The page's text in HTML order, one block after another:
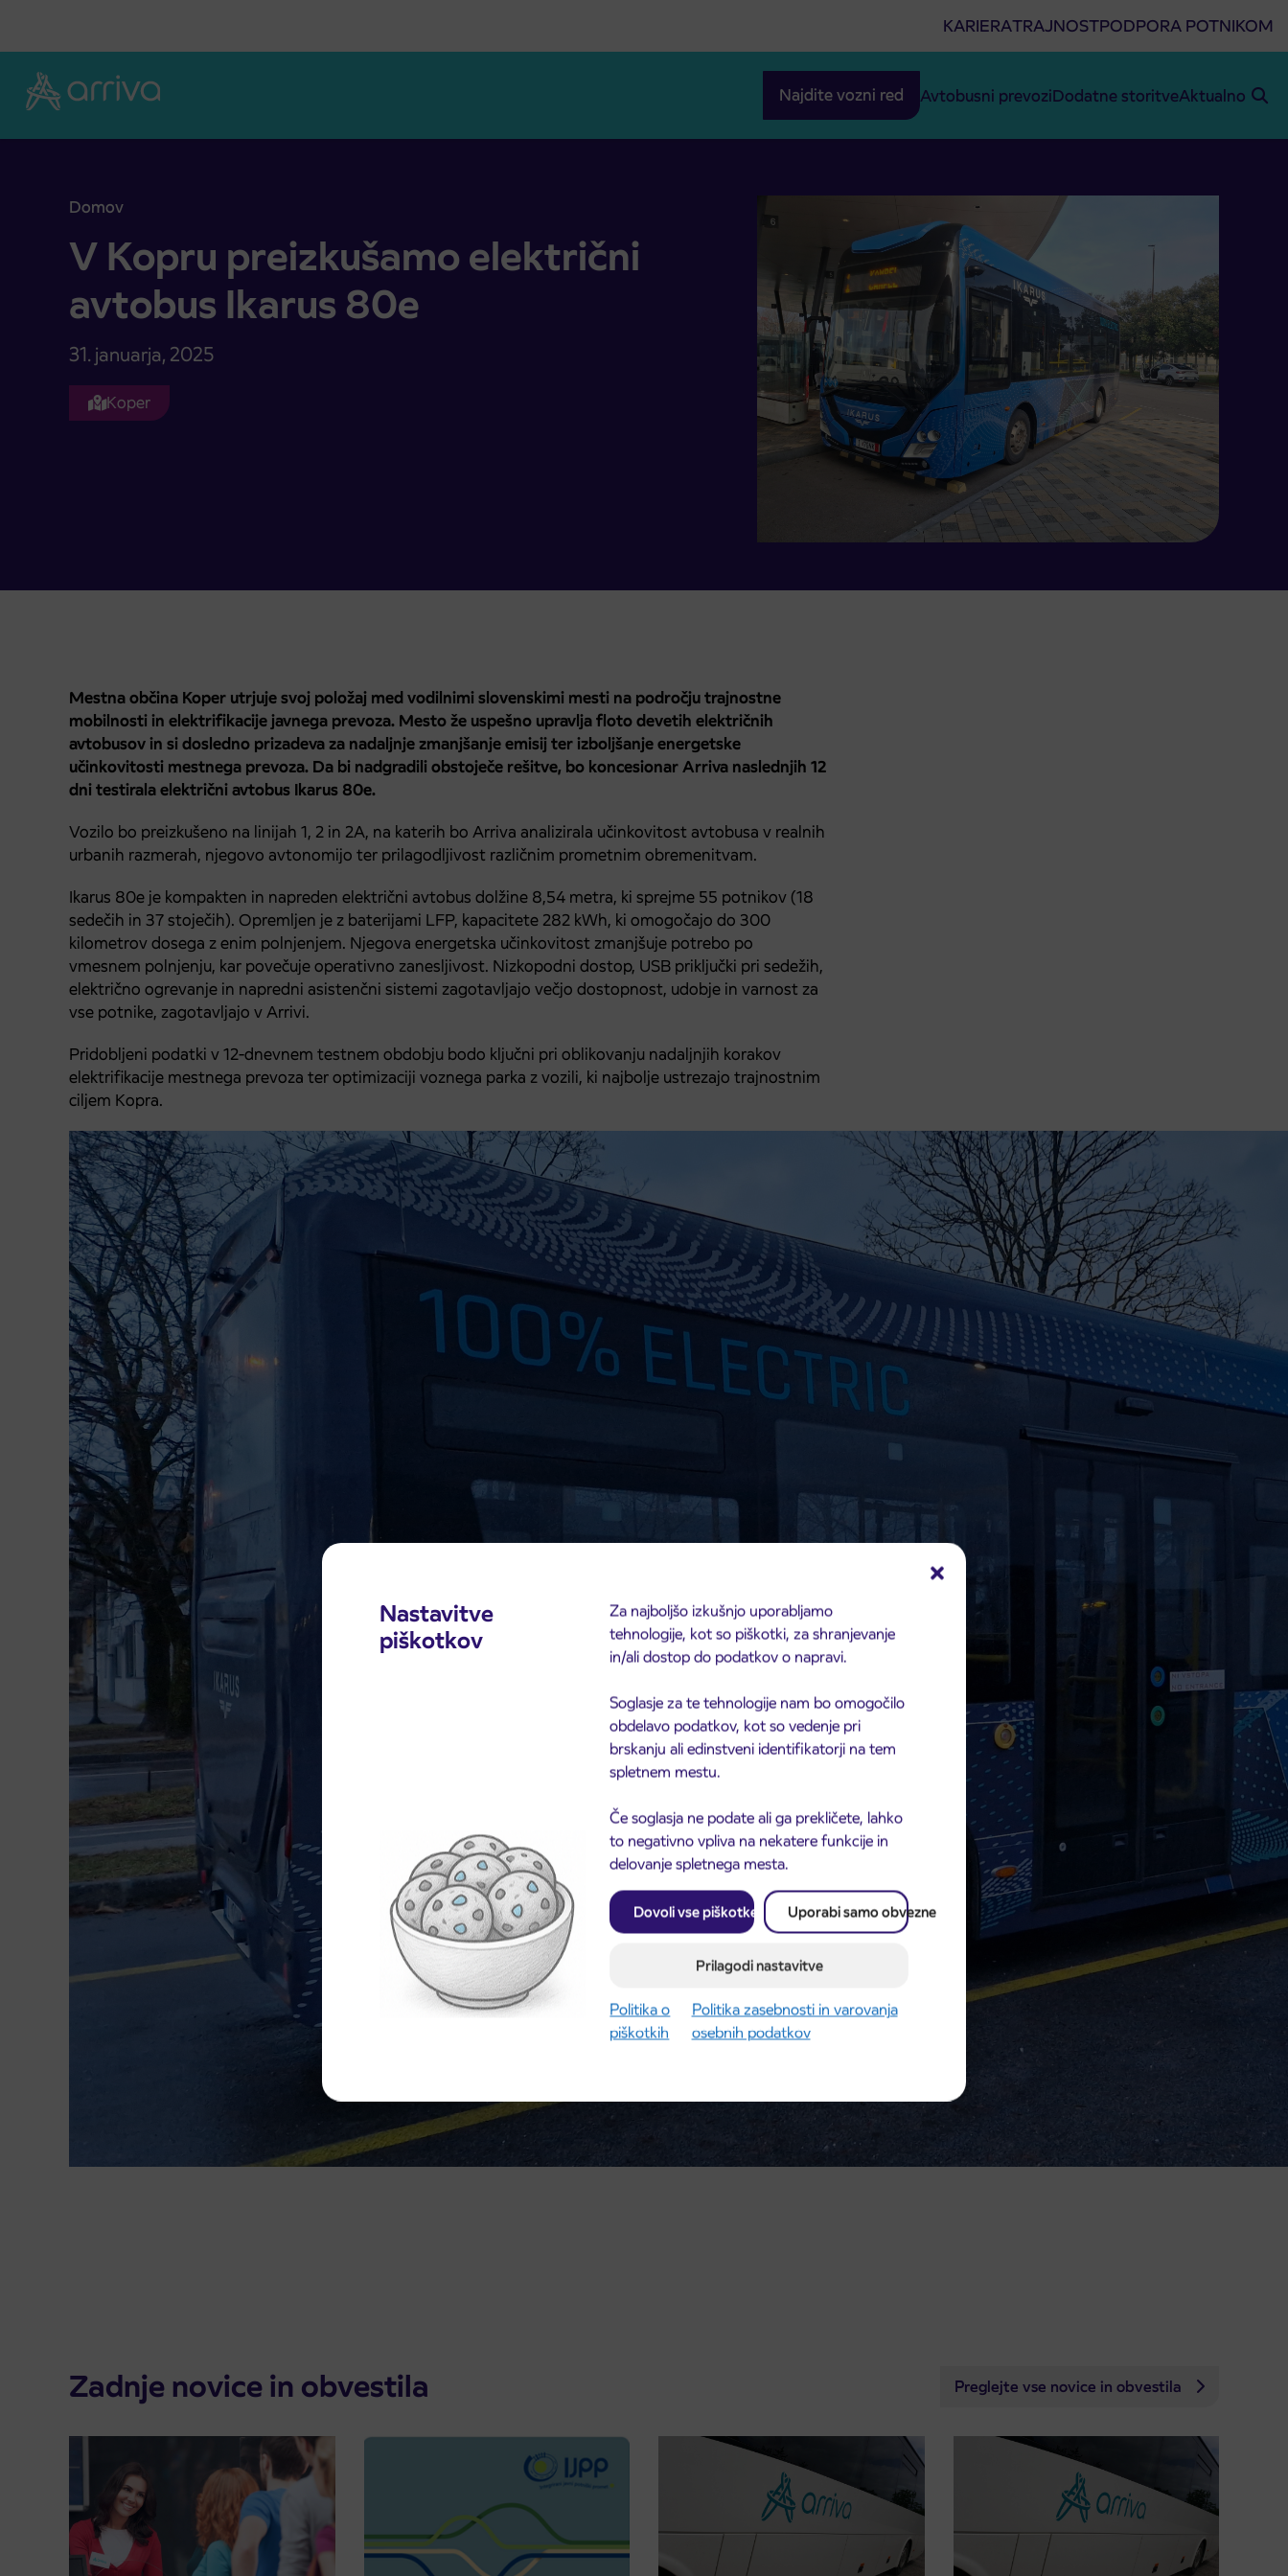
Nastavitve
piškotkov
Za najboljšo izkušnjo uporabljamo
tehnologije, kot so piškotki, za shranjevanje
in/ali dostop do podatkov o napravi.
Soglasje za te tehnologije nam bo omogočilo
obdelavo podatkov, kot so vedenje pri
brskanju ali edinstveni identifikatorji na tem
spletnem mestu.
Če soglasja ne podate ali ga prekličete, lahko
to negativno vpliva na nekatere funkcije in
delovanje spletnega mesta.
Dovoli vse piškotke Uporabi samo obvezne
Prilagodi nastavitve
Politika o
piškotkih
Politika zasebnosti in varovanja
osebnih podatkov
KARIERATRAJNOSTPODPORA POTNIKOM
Najdite vozni red Avtobusni prevoziDodatne storitveAktualno
Domov
V Kopru preizkušamo električni avtobus Ikarus 80e
V Kopru preizkušamo električni
avtobus Ikarus 80e
31. januarja, 2025
Koper
Mestna občina Koper utrjuje svoj položaj med vodilnimi slovenskimi mesti na področju trajnostne
mobilnosti in elektrifikacije javnega prevoza. Mesto že uspešno upravlja floto devetih električnih
avtobusov in si dosledno prizadeva za nadaljnje zmanjšanje emisij ter izboljšanje energetske
učinkovitosti mestnega prevoza. Da bi nadgradili obstoječe rešitve, bo koncesionar Arriva naslednjih 12
dni testirala električni avtobus Ikarus 80e.
Vozilo bo preizkušeno na linijah 1, 2 in 2A, na katerih bo Arriva analizirala učinkovitost avtobusa v realnih
urbanih razmerah, njegovo avtonomijo ter prilagodljivost različnim prometnim obremenitvam.
Ikarus 80e je kompakten in napreden električni avtobus dolžine 8,54 metra, ki sprejme 55 potnikov (18
sedečih in 37 stoječih). Opremljen je z baterijami LFP, kapacitete 282 kWh, ki omogočajo do 300
kilometrov dosega z enim polnjenjem. Njegova energetska učinkovitost zmanjšuje potrebo po
vmesnem polnjenju, kar povečuje operativno zanesljivost. Nizkopodni dostop, USB priključki pri sedežih,
električno ogrevanje in napredni asistenčni sistemi zagotavljajo večjo dostopnost, udobje in varnost za
vse potnike, zagotavljajo v Arrivi.
Pridobljeni podatki v 12-dnevnem testnem obdobju bodo ključni pri oblikovanju nadaljnjih korakov
elektrifikacije mestnega prevoza ter optimizaciji voznega parka z vozili, ki najbolje ustrezajo trajnostnim
ciljem Kopra.
Zadnje novice in obvestila Preglejte vse novice in obvestila